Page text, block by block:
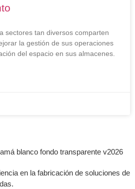
sectores tan diversos comparten
la gestión de sus operaciones
del espacio en sus almacenes.
en la fabricación de soluciones de